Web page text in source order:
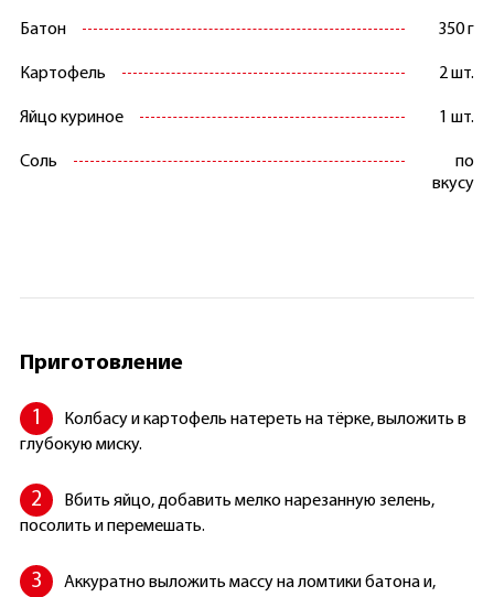
Батон 350 г
Картофель 2 шт.
Яйцо куриное 1 шт.
Соль
по
вкусу
Приготовление
Колбасу и картофель натереть на тёрке, выложить в
глубокую миску.
Вбить яйцо, добавить мелко нарезанную зелень,
посолить и перемешать.
Аккуратно выложить массу на ломтики батона и,